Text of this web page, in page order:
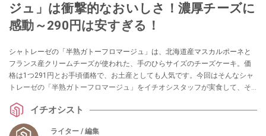
ジュ」は衝撃的なおいしさ！濃厚チーズに
感動～290円は安すぎる！
シャトレーゼの「半熟ガトーフロマージュ」は、北海道産マスカルポーネと
フランス産クリームチーズが使われた、手のひらサイズのチーズケーキ。価
格は1つ291円とお手頃価格で、お土産としても人気です。今回はそんなシャ
トレーゼの「半熟ガトーフロマージュ」をイチオシスタッフが実食して、そ
方、まだ食べてない方はぜひとも体験してみてください。
イチオシスト
ライター / 編集